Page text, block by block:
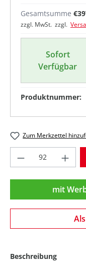
Gesamtsumme
zzgl. MwSt. zzgl.
Sofort
Verfügbar
Produktnummer:
Zum Merkzettel
Produkt
mit
Beschreibung